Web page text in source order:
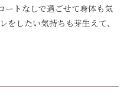
ートなしで過ごせて身体も気
したい気持ちも芽生えて、